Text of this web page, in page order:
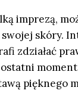
imprezą,
skóry.
zdziałać
pięknego